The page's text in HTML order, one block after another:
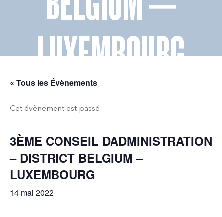
LUXEMBOURG
« Tous les Évènements
Cet évènement est passé
3ÈME CONSEIL DADMINISTRATION
– DISTRICT BELGIUM –
LUXEMBOURG
14 mai 2022